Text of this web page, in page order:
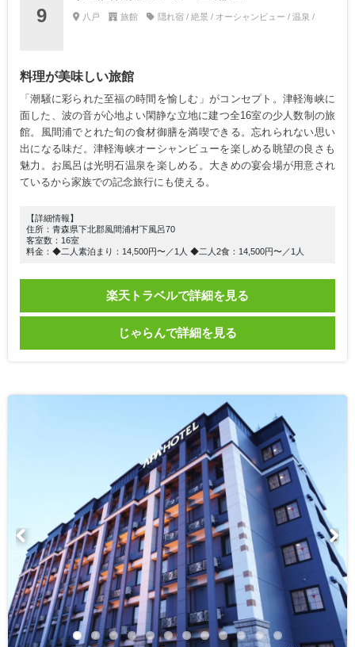
9 八戸 旅館 隠れ宿 / 絶景 / オーシャンビュー / 温泉 /
料理が美味しい旅館
「潮騒に彩られた至福の時間を愉しむ」がコンセプト。津軽海峡に
面した、波の音が心地よい閑静な立地に建つ全16室の少人数制の旅
館。風間浦でとれた旬の食材御膳を満喫できる。忘れられない思い
出になる味だ。津軽海峡オーシャンビューを楽しめる眺望の良さも
魅力。お風呂は光明石温泉を楽しめる。大きめの宴会場が用意され
ているから家族での記念旅行にも使える。
【詳細情報】
住所：青森県下北郡風間浦村下風呂70
客室数：16室
料金：◆二人素泊まり：14,500円〜／1人 ◆二人2食：14,500円〜／1人
楽天トラベルで詳細を見る
じゃらんで詳細を見る